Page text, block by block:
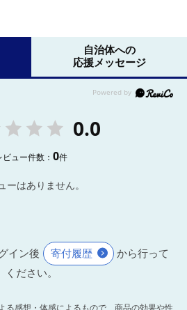
自治体への
応援メッセージ
0.0
ビュー件数：0件
ーはありません。
イン後 寄付履歴
から行って
ください。
る感想・体感によるもので、商品の効果や性